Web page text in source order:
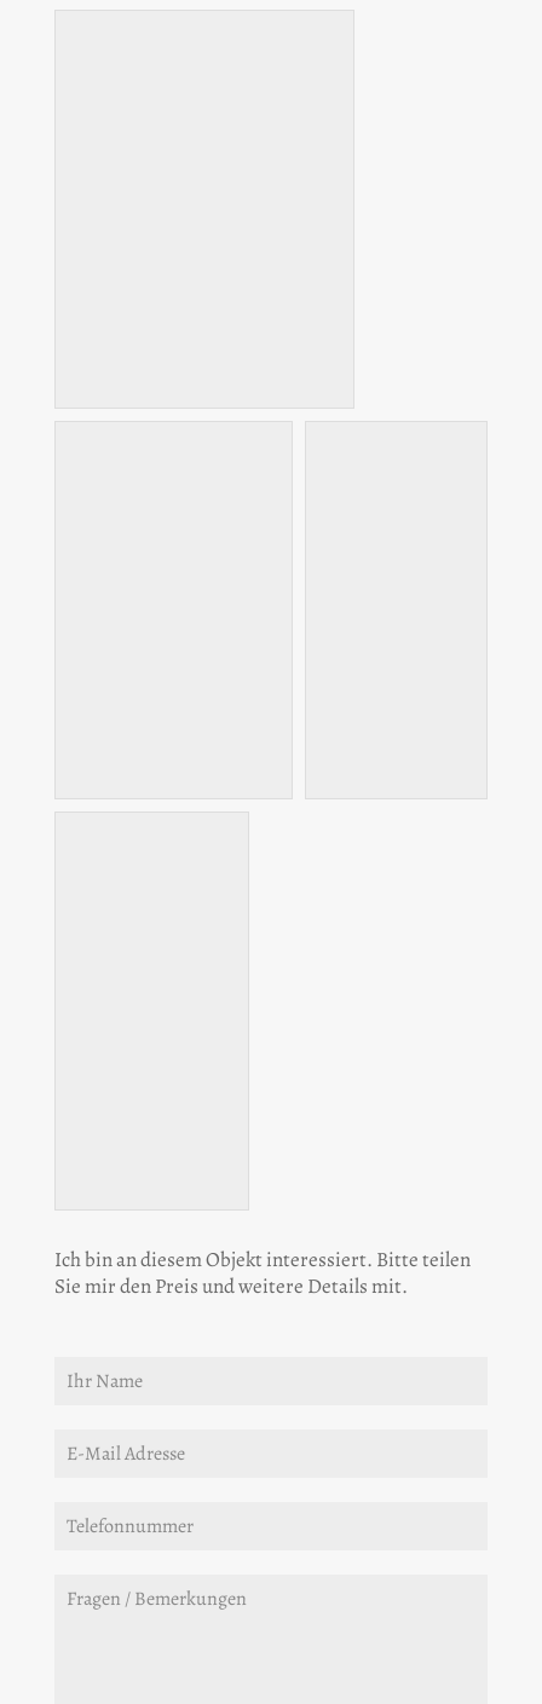
Ich bin an diesem Objekt interessiert. Bitte teilen
Sie mir den Preis und weitere Details mit.